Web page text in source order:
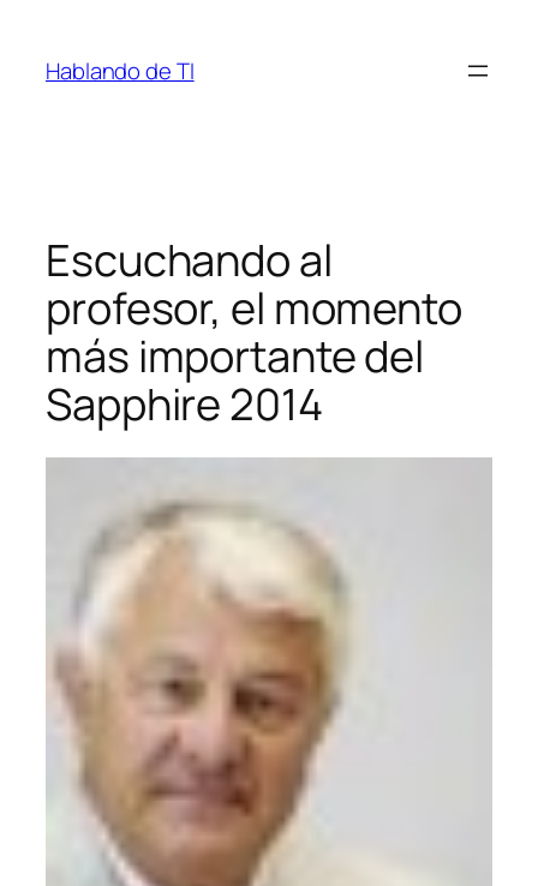
contenido
Hablando de TI
Escuchando al
profesor, el momento
más importante del
Sapphire 2014